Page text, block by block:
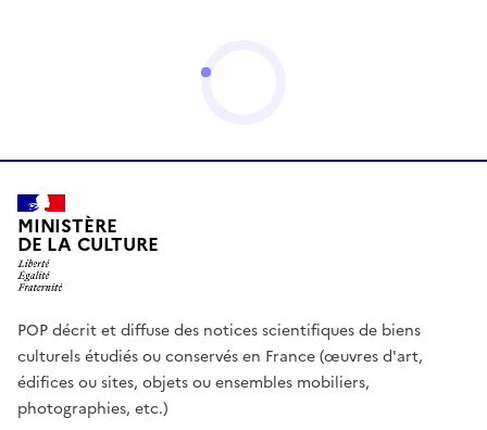
MINISTÈRE
DE LA CULTURE
POP décrit et diffuse des notices scientifiques de biens
culturels étudiés ou conservés en France (œuvres d'art,
édifices ou sites, objets ou ensembles mobiliers,
photographies, etc.)